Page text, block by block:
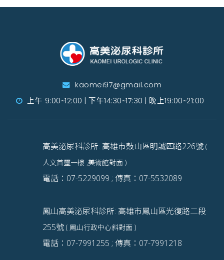
kaomei97@gmail.com
上午 9:00~12:00 | 下午14:30~17:30 | 晚上19:00~21:00
高美泌尿科診所: 高雄市鼓山區明誠四路226號 (
人文首璽一樓 ,美術館對面 )
電話：07-5229099 ; 傳真：07-5532089
鳳山高美泌尿科診所: 高雄市鳳山區光復路二段
255號 ( 鳳山行政中心斜對面 )
電話：07-7991255 ; 傳真：07-7991218